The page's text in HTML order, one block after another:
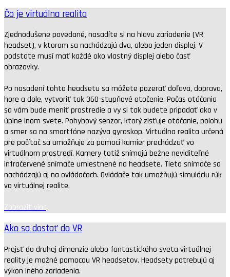
Čo je virtuálna realita
Zjednodušene povedané, nasadíte si na hlavu zariadenie (VR
headset), v ktorom sa nachádzajú dva, alebo jeden displej. V
podstate musí mať každé oko vlastný displej alebo časť
obrazovky.
Po nasadení tohto headsetu sa môžete pozerať doľava, doprava,
hore a dole, vytvoriť tak 360-stupňové otočenie. Počas otáčania
sa vám bude meniť prostredie a vy si tak budete pripadať ako v
úplne inom svete. Pohybový senzor, ktorý zisťuje otáčanie, polohu
a smer sa na smartfóne nazýva gyroskop. Virtuálna realita určená
pre počítač sa umožňuje za pomoci kamier prechádzať vo
virtuálnom prostredí. Kamery totiž snímajú bežne neviditeľné
infračervené snímače umiestnené na headsete. Tieto snímače sa
nachádzajú aj na ovládačoch. Ovládače tak umožňujú simuláciu rúk
vo virtuálnej realite.
Zobraziť viac
Ako sa dostať do VR
Prejsť do druhej dimenzie alebo fantastického sveta virtuálnej
reality je možné pomocou VR headsetov. Headsety potrebujú aj
výkon iného zariadenia.